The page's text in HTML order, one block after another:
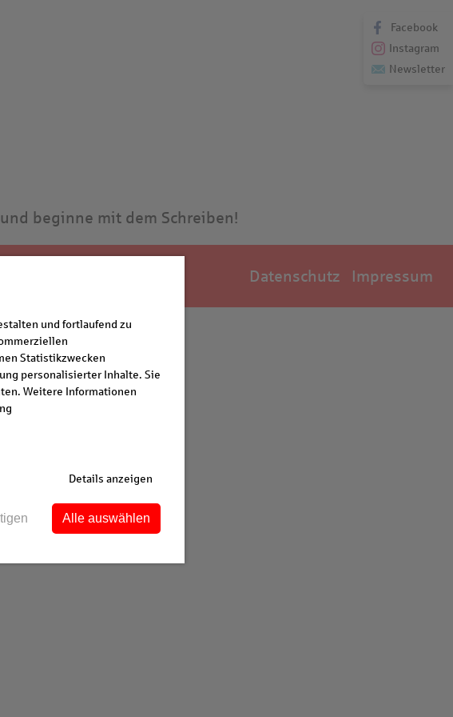
Facebook
Instagram
Newsletter
beginne mit dem Schreiben!
Datenschutz Impressum
HOSTING:
und fortlaufend zu
Statistikzwecken
personalisierter Inhalte. Sie
Weitere Informationen
Details anzeigen
Alle auswählen